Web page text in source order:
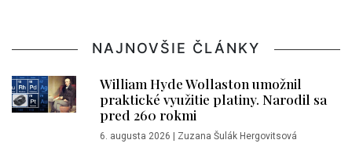
NAJNOVŠIE ČLÁNKY
William Hyde Wollaston umožnil
praktické využitie platiny. Narodil sa
pred 260 rokmi
6. augusta 2026 Zuzana Šulák Hergovitsová